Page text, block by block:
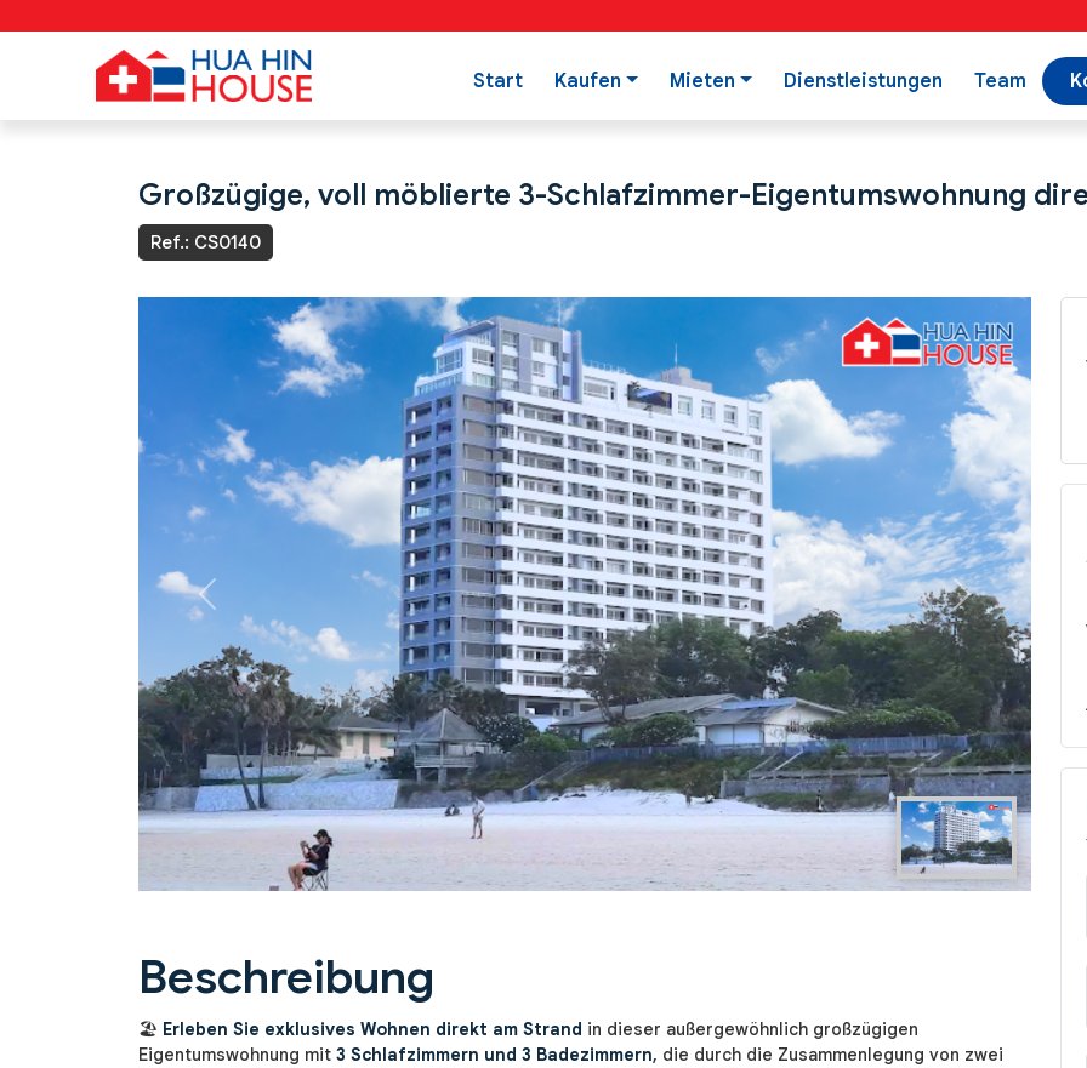
Start Kaufen Mieten Dienstleistungen Team
Großzügige, voll möblierte 3-Schlafzimmer-Eigentumswohnung
Ref.: CS0140
Previous Next
Beschreibung
🏖️ Erleben Sie exklusives Wohnen direkt am Strand in dieser außergewöhnlich großzügigen
Eigentumswohnung mit 3 Schlafzimmern und 3 Badezimmern, die durch die Zusammenlegung von zwei